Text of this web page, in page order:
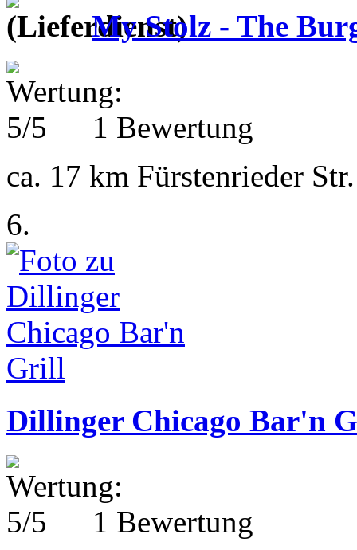
My Stolz - The
1 Bewertung
ca. 17 km Fürstenrieder
6.
Dillinger Chicago Bar'n
1 Bewertung